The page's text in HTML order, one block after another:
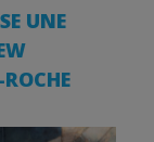
UNE